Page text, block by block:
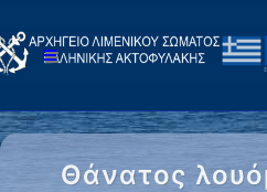
Θάνατος